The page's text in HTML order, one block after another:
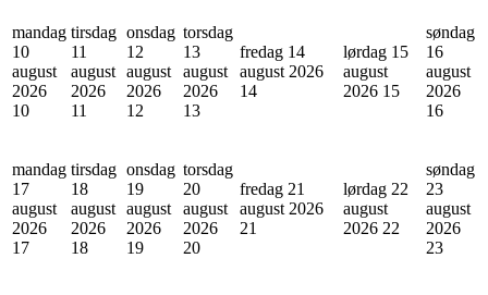
mandag
10
august
2026
10
tirsdag
11
august
2026
11
onsdag
12
august
2026
12
torsdag
13
august
2026
13
fredag 14
august 2026
14
lørdag 15
august
2026 15
søndag
16
august
2026
16
mandag
17
august
2026
17
tirsdag
18
august
2026
18
onsdag
19
august
2026
19
torsdag
20
august
2026
20
fredag 21
august 2026
21
lørdag 22
august
2026 22
søndag
23
august
2026
23